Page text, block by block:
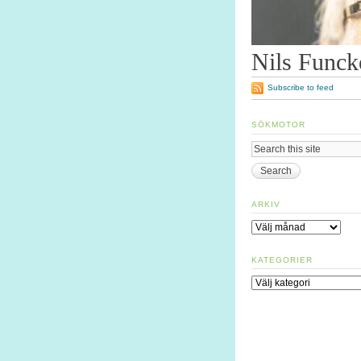
Nils
Subscribe to feed
SÖKMOTOR
ARKIV
Arkiv
KATEGORIER
Kategorier